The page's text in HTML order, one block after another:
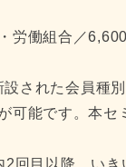
労働組合／
された会員種
可能です。本